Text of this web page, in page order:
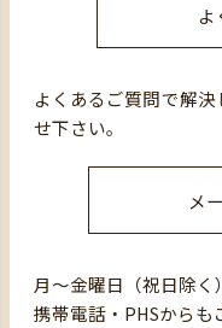
よ
よくあるご質問で解
せ下さい。
メ
月～金曜日（祝日除く
携帯電話・PHSからも